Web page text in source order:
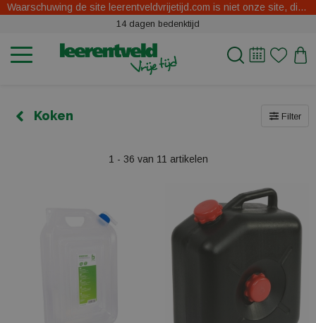
Waarschuwing de site leerentveldvrijetijd.com is niet onze site, dit zijn oplichters.
14 dagen bedenktijd
Koken Filter
1 - 36 van 11 artikelen